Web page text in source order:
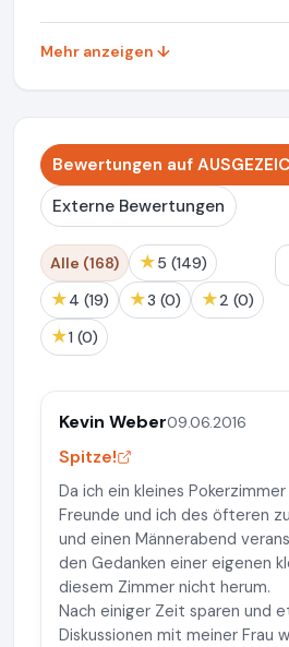
Mehr anzeigen ↓
Bewertungen auf
Externe Bewertungen
Alle (168) ★ 5 (149)
★ 4 (19) ★ 3 (0) ★ 2 (0)
★ 1 (0)
Kevin Weber09.06.2016
Spitze!
Da ich ein kleines
Freunde und ich des öfteren
und einen Männerabend
den Gedanken einer eigenen
diesem Zimmer nicht herum.
Nach einiger Zeit sparen und
Diskussionen mit meiner Frau